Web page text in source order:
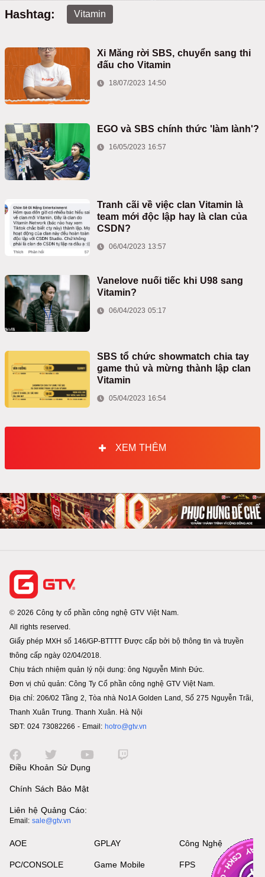
Hashtag: Vitamin
Xi Măng rời SBS, chuyển sang thi
đấu cho Vitamin
18/07/2023 14:50
EGO và SBS chính thức 'làm lành'?
16/05/2023 16:57
Tranh cãi về việc clan Vitamin là
team mới độc lập hay là clan của
CSDN?
06/04/2023 13:57
Vanelove nuối tiếc khi U98 sang
Vitamin?
06/04/2023 05:17
SBS tổ chức showmatch chia tay
game thủ và mừng thành lập clan
Vitamin
05/04/2023 16:54
XEM THÊM
© 2026 Công ty cổ phần công nghệ GTV Việt Nam.
All rights reserved.
Giấy phép MXH số 146/GP-BTTTT Được cấp bởi bộ thông tin và truyền
thông cấp ngày 02/04/2018.
Chịu trách nhiệm quản lý nội dung: ông Nguyễn Minh Đức.
Đơn vị chủ quản: Công Ty Cổ phần công nghệ GTV Việt Nam.
Địa chỉ: 206/02 Tầng 2, Tòa nhà No1A Golden Land, Số 275 Nguyễn Trãi,
Thanh Xuân Trung. Thanh Xuân. Hà Nội
SĐT: 024 73082266 - Email: hotro@gtv.vn
Điều Khoản Sử Dụng
Chính Sách Bảo Mật
Liên hệ Quảng Cáo:
Email: sale@gtv.vn
AOE
PC/CONSOLE
GPLAY
Game Mobile
Công Nghệ
FPS